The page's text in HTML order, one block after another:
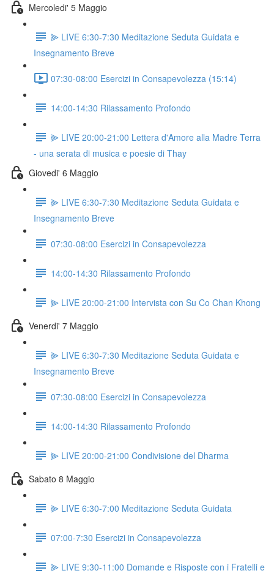
Mercoledi' 5 Maggio
⫸ LIVE 6:30-7:30 Meditazione Seduta Guidata e
Insegnamento Breve
07:30-08:00 Esercizi in Consapevolezza (15:14)
14:00-14:30 Rilassamento Profondo
⫸ LIVE 20:00-21:00 Lettera d'Amore alla Madre Terra
- una serata di musica e poesie di Thay
Giovedi' 6 Maggio
⫸ LIVE 6:30-7:30 Meditazione Seduta Guidata e
Insegnamento Breve
07:30-08:00 Esercizi in Consapevolezza
14:00-14:30 Rilassamento Profondo
⫸ LIVE 20:00-21:00 Intervista con Su Co Chan Khong
Venerdi' 7 Maggio
⫸ LIVE 6:30-7:30 Meditazione Seduta Guidata e
Insegnamento Breve
07:30-08:00 Esercizi in Consapevolezza
14:00-14:30 Rilassamento Profondo
⫸ LIVE 20:00-21:00 Condivisione del Dharma
Sabato 8 Maggio
⫸ LIVE 6:30-7:00 Meditazione Seduta Guidata
07:00-7:30 Esercizi in Consapevolezza
⫸ LIVE 9:30-11:00 Domande e Risposte con i Fratelli e